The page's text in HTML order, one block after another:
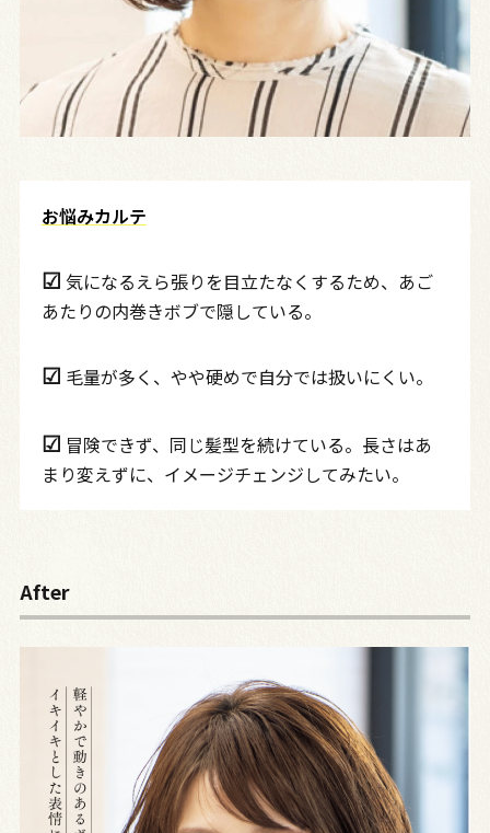
お悩みカルテ
☑︎ 気になるえら張りを目立たなくするため、あご
あたりの内巻きボブで隠している。
☑︎ 毛量が多く、やや硬めで自分では扱いにくい。
☑︎ 冒険できず、同じ髪型を続けている。長さはあ
まり変えずに、イメージチェンジしてみたい。
After